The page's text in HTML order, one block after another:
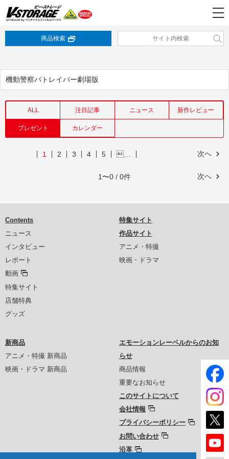
商品検索
機動警察パトレイバー劇場版
ALL 注目記事 ニュース 新作レビュー
プレゼント カレンダー
次へ
1 2 3 4 5 …
次へ
1〜0 / 0件
Contents
ニュース
インタビュー
レポート
動画
特集サイト
店舗特典
グッズ
特集サイト
作品サイト
アニメ・特撮
映画・ドラマ
新商品
アニメ・特撮 新商品
映画・ドラマ 新商品
エモーションレーベルからのお知
らせ
商品情報
重要なお知らせ
このサイトについて
会社情報
プライバシーポリシー
お問い合わせ
沿革